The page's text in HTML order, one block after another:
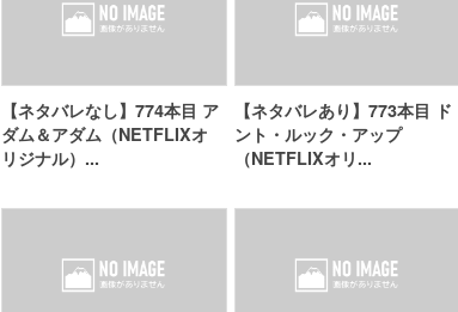
【ネタバレなし】774本目 ア
ダム＆アダム（NETFLIXオ
リジナル）...
【ネタバレあり】773本目 ド
ント・ルック・アップ
（NETFLIXオリ...